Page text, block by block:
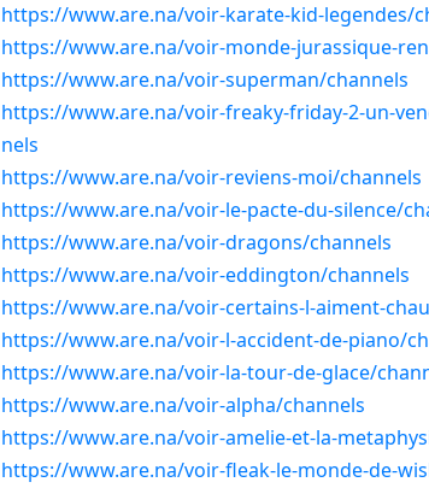
https://www.are.na/voir-karate-kid-legendes/
https://www.are.na/voir-monde-jurassique-
https://www.are.na/voir-superman/channels
https://www.are.na/voir-freaky-friday-2-un-
nels
https://www.are.na/voir-reviens-moi/channels
https://www.are.na/voir-le-pacte-du-silence/
https://www.are.na/voir-dragons/channels
https://www.are.na/voir-eddington/channels
https://www.are.na/voir-certains-l-aiment-
https://www.are.na/voir-l-accident-de-piano/
https://www.are.na/voir-la-tour-de-glace/
https://www.are.na/voir-alpha/channels
https://www.are.na/voir-amelie-et-la-
https://www.are.na/voir-fleak-le-monde-de-